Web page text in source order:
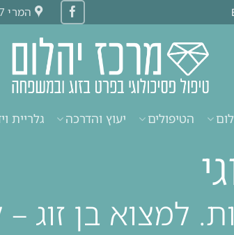
המרי 7 רמת השרון
הטיפולים יעוץ והדרכה גלריית
למצוא בן זוג